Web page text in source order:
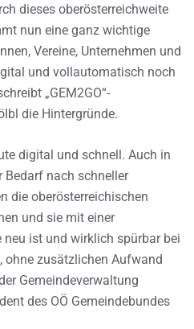
dieses oberösterreichweite
nun eine ganz wichtige
Vereine, Unternehmen und
und vollautomatisch noch
„GEM2GO“-
die Hintergründe.
digital und schnell. Auch in
Bedarf nach schneller
die oberösterreichischen
und sie mit einer
ist und wirklich spürbar bei
ohne zusätzlichen Aufwand
Gemeindeverwaltung
des OÖ Gemeindebundes